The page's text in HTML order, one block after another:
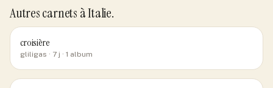
Autres carnets à Italie.
croisière
gliligas · 7 j · 1 album